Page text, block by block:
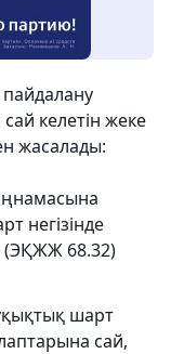
келетін жеке
жасалады:
негізінде
(ЭҚЖЖ 68.32)
шарт
сай,